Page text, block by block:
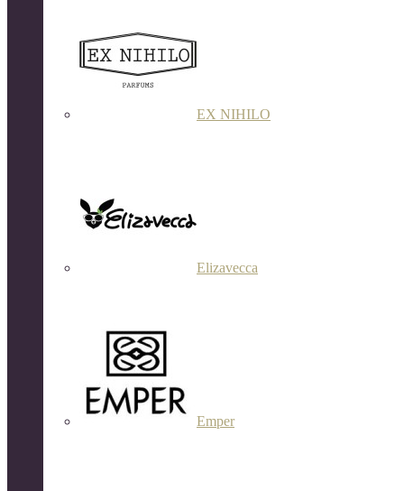
EX NIHILO
Elizavecca
Emper